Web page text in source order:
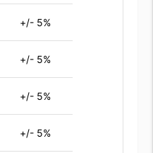
+/- 5%
+/- 5%
+/- 5%
+/- 5%